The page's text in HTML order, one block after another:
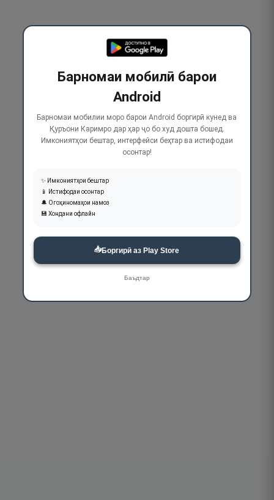
Барномаи мобилӣ барои
Android
Барномаи мобилии моро барои Android боргирӣ кунед ва
Қуръони Каримро дар ҳар ҷо бо худ дошта бошед.
Имкониятҳои бештар, интерфейси беҳтар ва истифодаи
осонтар!
✨ Имкониятҳои бештар
📱 Истифодаи осонтар
🔔 Огоҳиномаҳои намоз
💾 Хондани офлайн
📥Боргирӣ аз Play Store
Баъдтар